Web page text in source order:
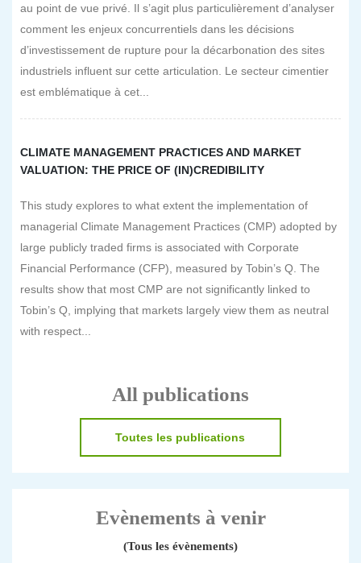
au point de vue privé. Il s’agit plus particulièrement d’analyser
comment les enjeux concurrentiels dans les décisions
d’investissement de rupture pour la décarbonation des sites
industriels influent sur cette articulation. Le secteur cimentier
est emblématique à cet...
CLIMATE MANAGEMENT PRACTICES AND MARKET
VALUATION: THE PRICE OF (IN)CREDIBILITY
This study explores to what extent the implementation of
managerial Climate Management Practices (CMP) adopted by
large publicly traded firms is associated with Corporate
Financial Performance (CFP), measured by Tobin’s Q. The
results show that most CMP are not significantly linked to
Tobin’s Q, implying that markets largely view them as neutral
with respect...
All publications
Toutes les publications
Evènements à venir
(Tous les évènements)